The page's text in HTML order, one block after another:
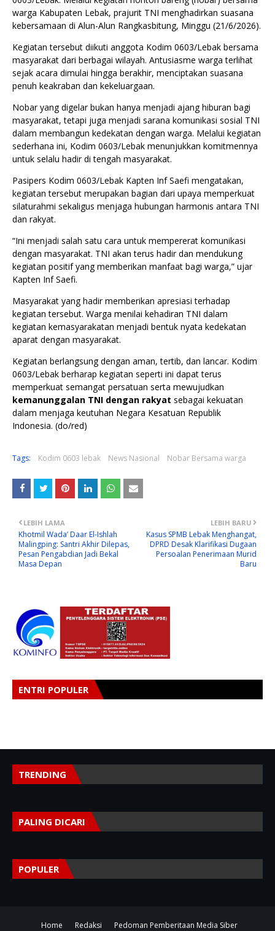
warga Kabupaten Lebak, prajurit TNI menghadirkan suasana
kebersamaan di Alun-Alun Rangkasbitung, Minggu (21/6/2026).
Kegiatan tersebut diikuti anggota Kodim 0603/Lebak bersama
masyarakat dari berbagai wilayah. Antusiasme warga terlihat
sejak acara dimulai hingga berakhir, menciptakan suasana
penuh keakraban dan kekeluargaan.
Nobar yang digelar bukan hanya menjadi ajang hiburan bagi
masyarakat, tetapi juga menjadi sarana komunikasi sosial TNI
dalam membangun kedekatan dengan warga. Melalui kegiatan
sederhana ini, Kodim 0603/Lebak menunjukkan komitmennya
untuk selalu hadir di tengah masyarakat.
Pasipers Kodim 0603/Lebak Kapten Inf Saefi mengatakan,
kegiatan tersebut merupakan bagian dari upaya memperkuat
silaturahmi sekaligus menjaga hubungan harmonis antara TNI
dan rakyat.
“Ini menjadi salah satu cara untuk mempererat komunikasi
dengan masyarakat. TNI akan terus hadir dan mendukung
kegiatan positif yang memberikan manfaat bagi warga,” ujar
Kapten Inf Saefi.
Masyarakat yang hadir memberikan apresiasi terhadap
kegiatan tersebut. Warga menilai kehadiran TNI dalam
kegiatan kemasyarakatan menjadi bentuk nyata kedekatan
aparat dengan masyarakat.
Kegiatan berlangsung dengan aman, tertib, dan lancar. Kodim
0603/Lebak berharap kegiatan seperti ini dapat terus
memperkuat semangat persatuan serta mewujudkan
kemanunggalan TNI dengan rakyat sebagai kekuatan
dalam menjaga keutuhan Negara Kesatuan Republik
Indonesia. (do/red)
Tags: Kodim 0603 lebak News Nasional Nobar Bersama warga
LEBIH BARU
Kasus SPMB Lebak Menghangat,
DPRD Desak Klarifikasi Dugaan
Persoalan Penerimaan Murid
Baru
LEBIH LAMA
Khotmil Wada’ Daar El-Ishlah
Malingping: Santri Akhir Dilepas,
Pesan Pengabdian Jadi Bekal
Masa Depan
ENTRI POPULER
TRENDING
PALING DICARI
POPULER
Home Redaksi Pedoman Pemberitaan Media Siber